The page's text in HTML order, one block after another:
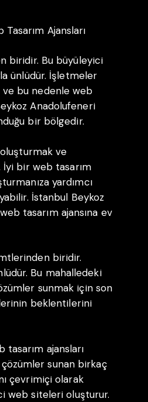
Ajansları
biridir. Bu büyüleyici
ünlüdür. İşletmeler
ve bu nedenle web
Anadolufeneri
bir bölgedir.
oluşturmak ve
bir web tasarım
yardımcı
İstanbul Beykoz
tasarım ajansına ev
biridir.
Bu mahalledeki
sunmak için son
beklentilerini
ajansları
sunan birkaç
çevrimiçi olarak
web siteleri oluşturur.